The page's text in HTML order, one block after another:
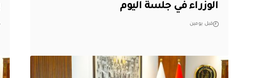
الوزراء في جلسة اليوم
قبل يومين